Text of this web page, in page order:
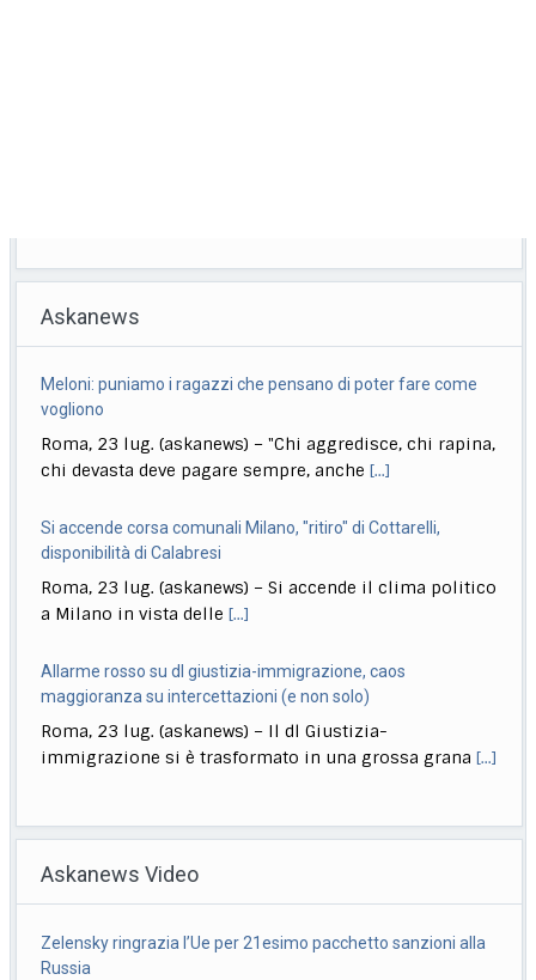
Askanews
Meloni: puniamo i ragazzi che pensano di poter fare come
vogliono
Roma, 23 lug. (askanews) – "Chi aggredisce, chi rapina,
chi devasta deve pagare sempre, anche[...]
Si accende corsa comunali Milano, "ritiro" di Cottarelli,
disponibilità di Calabresi
Roma, 23 lug. (askanews) – Si accende il clima politico
a Milano in vista delle[...]
Allarme rosso su dl giustizia-immigrazione, caos
maggioranza su intercettazioni (e non solo)
Roma, 23 lug. (askanews) – Il dl Giustizia-
immigrazione si è trasformato in una grossa grana[...]
la 18ª tappa del Tour de France
Stretta governo su reati di minori. Meloni: chi sbaglia paga
sempre
Askanews Video
Zelensky ringrazia l’Ue per 21esimo pacchetto sanzioni alla
Russia